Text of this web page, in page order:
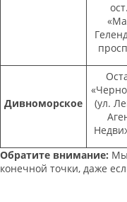
Дивноморское
(ул.
Обратите внимание: Мы
конечной точки, даже